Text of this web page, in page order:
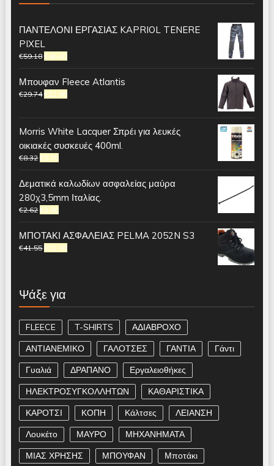
ΠΑΝΤΕΛΟΝΙ ΕΡΓΑΣΙΑΣ KAPRIOL TENERE
PIXEL
€59.18 €46.80
Μπουφαν Fleece Atlantis
€29.74 €21.90
Morris White Lacquer Σπρέι για λευκές
οικιακές συσκευές 400ml.
€8.32 €5.70
Δεματικά καλωδίων ασφαλείας μαύρα
280χ3,5mm Ιταλίας.
€2.62 €2.00
ΜΠΟΤΑΚΙ ΑΣΦΑΛΕΙΑΣ PELMA 2052N S3
€41.55 €31.00
Ψάξε για
FLEECE T-SHIRTS
ΑΔΙΑΒΡΟΧΟ
ΑΝΤΙΑΝΕΜΙΚΟ
ΓΑΛΟΤΣΕΣ ΓΑΝΤΙΑ
Γάντι
Γυαλιά
ΔΡΑΠΑΝΟ
Εργαλειοθήκες
ΗΛΕΚΤΡΟΣΥΓΚΟΛΛΗΤΩΝ
ΚΑΘΑΡΙΣΤΙΚΑ
ΚΑΡΟΤΣΙ
ΚΟΠΗ Κάλτσες
ΛΕΙΑΝΣΗ
Λουκέτο
ΜΑΥΡΟ
ΜΗΧΑΝΗΜΑΤΑ
ΜΙΑΣ ΧΡΗΣΗΣ
ΜΠΟΥΦΑΝ
Μποτάκι